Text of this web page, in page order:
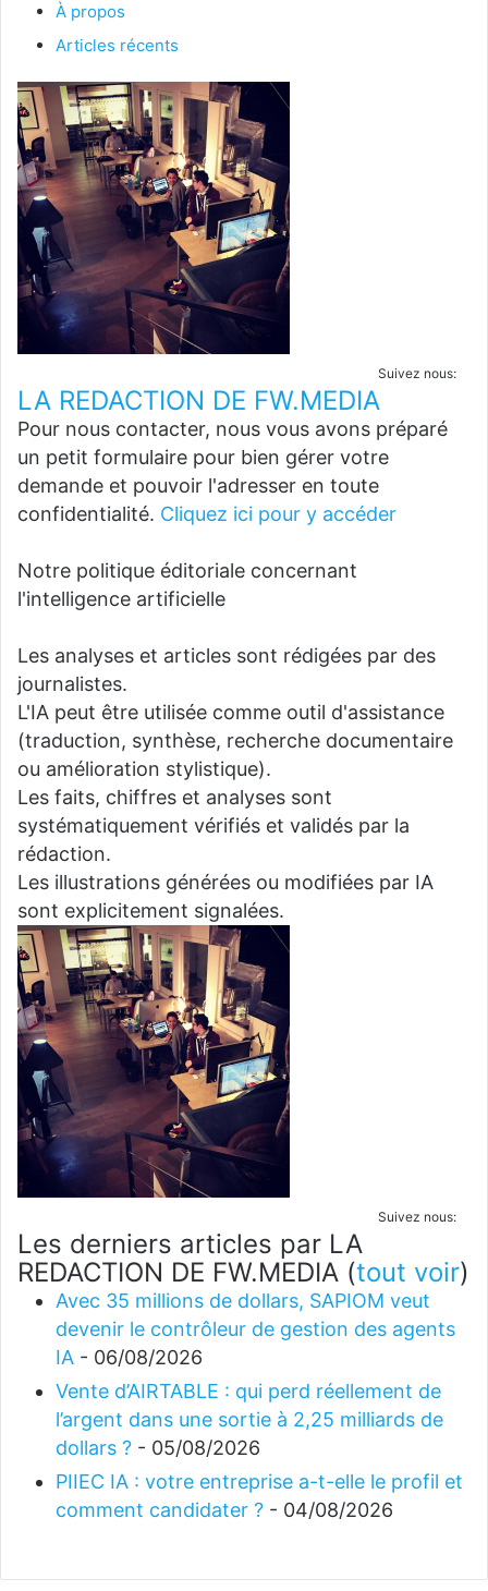
À propos
Articles récents
Suivez nous:
LA REDACTION DE FW.MEDIA
Pour nous contacter, nous vous avons préparé
un petit formulaire pour bien gérer votre
demande et pouvoir l'adresser en toute
confidentialité. Cliquez ici pour y accéder
Notre politique éditoriale concernant
l'intelligence artificielle
Les analyses et articles sont rédigées par des
journalistes.
L'IA peut être utilisée comme outil d'assistance
(traduction, synthèse, recherche documentaire
ou amélioration stylistique).
Les faits, chiffres et analyses sont
systématiquement vérifiés et validés par la
rédaction.
Les illustrations générées ou modifiées par IA
sont explicitement signalées.
Suivez nous:
Les derniers articles par LA
REDACTION DE FW.MEDIA (tout voir)
Avec 35 millions de dollars, SAPIOM veut
devenir le contrôleur de gestion des agents
IA - 06/08/2026
Vente d’AIRTABLE : qui perd réellement de
l’argent dans une sortie à 2,25 milliards de
dollars ? - 05/08/2026
PIIEC IA : votre entreprise a-t-elle le profil et
comment candidater ? - 04/08/2026